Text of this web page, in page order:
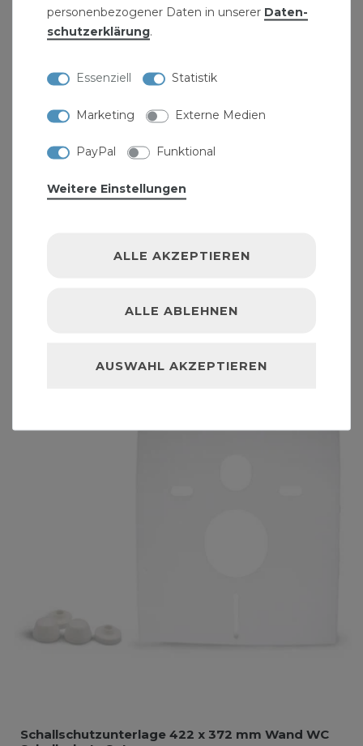
Montagestreifen 2x 4,5 m einseitg selbstklebend
| 0,77 € / Meter
Schallschutzunterlage 422 x 372 mm Wand WC
personenbezogener Daten in unserer Daten­
schutz­erklärung.
Essenziell Statistik
Marketing Externe Medien
PayPal Funktional
Weitere Einstellungen
ALLE AKZEPTIEREN
ALLE ABLEHNEN
AUSWAHL AKZEPTIEREN